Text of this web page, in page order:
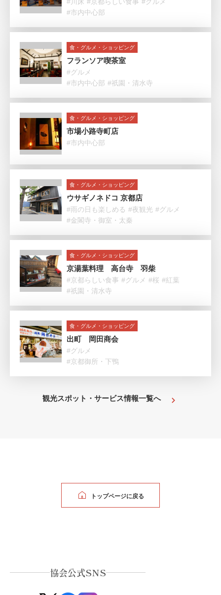
#川床 #京都らしい食事 #グルメ
#市内中心部
食・グルメ・ショッピング
フランソア喫茶室
#グルメ
#市内中心部 #祇園・清水寺
食・グルメ・ショッピング
市場小路寺町店
#市内中心部
食・グルメ・ショッピング
ウサギノネドコ 京都店
#雨の日も楽しめる #夜観光 #グルメ
#金閣寺・御室・太秦
食・グルメ・ショッピング
京湯葉料理 高台寺 羽柴
#京都らしい食事 #グルメ #桜 #紅葉
#祇園・清水寺
食・グルメ・ショッピング
出町 岡田商会
#グルメ
#京都御所・下鴨
観光スポット・サービス情報一覧へ
トップページに戻る
協会公式SNS